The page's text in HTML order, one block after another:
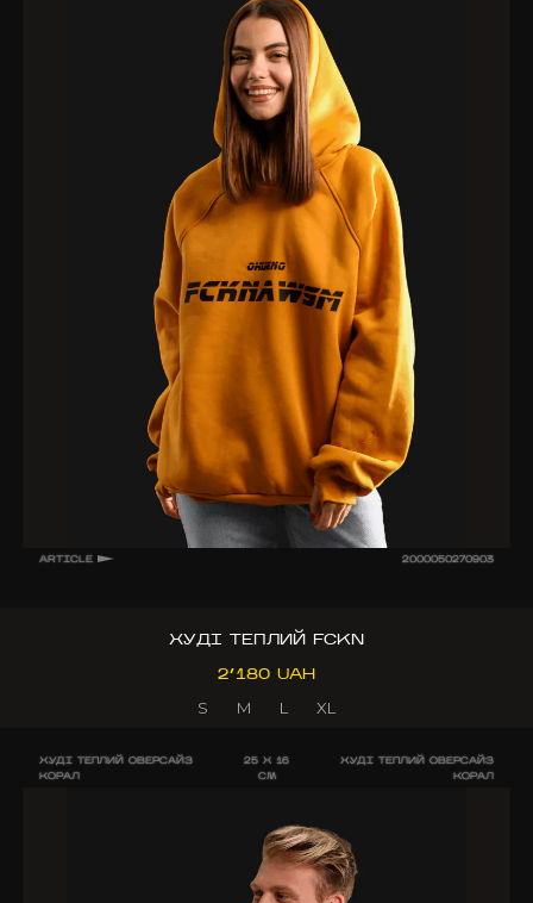
ARTICLE 2000050270903
ХУДІ ТЕПЛИЙ FCKN
2’180 UAH
S
M L XL
ХУДІ ТЕПЛИЙ ОВЕРСАЙЗ
КОРАЛ
25 X 16
CM
ХУДІ ТЕПЛИЙ ОВЕРСАЙЗ
КОРАЛ